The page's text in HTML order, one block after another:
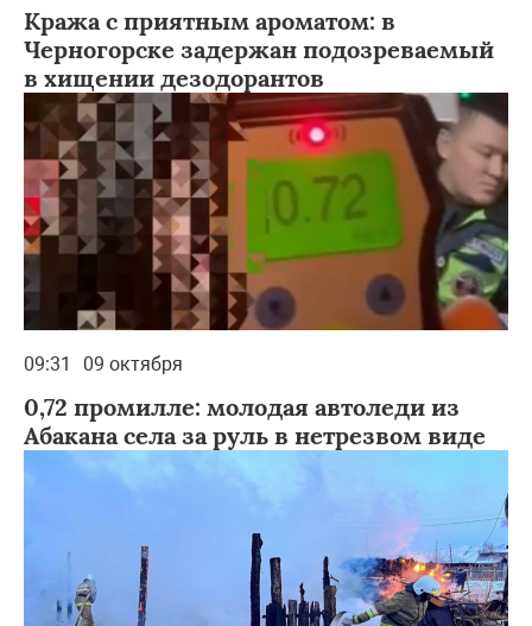
Кража с приятным ароматом: в
Черногорске задержан подозреваемый
в хищении дезодорантов
09:31 09 октября
0,72 промилле: молодая автоледи из
Абакана села за руль в нетрезвом виде